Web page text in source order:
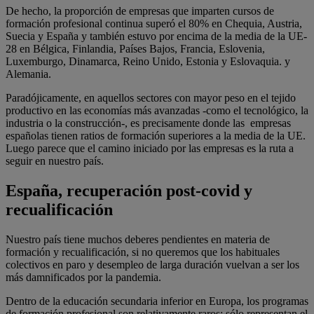
De hecho, la proporción de empresas que imparten cursos de
formación profesional continua superó el 80% en Chequia, Austria,
Suecia y España y también estuvo por encima de la media de la UE-
28 en Bélgica, Finlandia, Países Bajos, Francia, Eslovenia,
Luxemburgo, Dinamarca, Reino Unido, Estonia y Eslovaquia. y
Alemania.
Paradójicamente, en aquellos sectores con mayor peso en el tejido
productivo en las economías más avanzadas -como el tecnológico, la
industria o la construcción-, es precisamente donde las empresas
españolas tienen ratios de formación superiores a la media de la UE.
Luego parece que el camino iniciado por las empresas es la ruta a
seguir en nuestro país.
España, recuperación post-covid y
recualificación
Nuestro país tiene muchos deberes pendientes en materia de
formación y recualificación, si no queremos que los habituales
colectivos en paro y desempleo de larga duración vuelvan a ser los
más damnificados por la pandemia.
Dentro de la educación secundaria inferior en Europa, los programas